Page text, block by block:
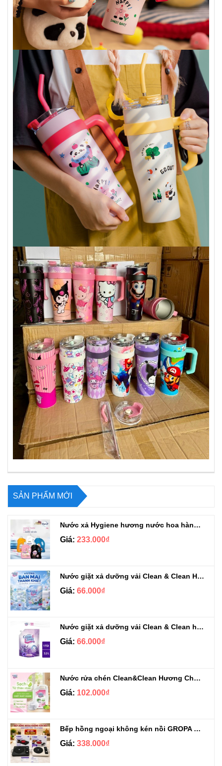
SẢN PHẨM MỚI
Nước xả Hygiene hương nước hoa hàng chuẩn Thái can 3L3
Giá: 233.000₫
Nước giặt xả dưỡng vải Clean & Clean Hương Ban Mai 3.2kg
Giá: 66.000₫
Nước giặt xả dưỡng vải Clean & Clean hương Violet 3.2kg
Giá: 66.000₫
Nước rửa chén Clean&Clean Hương Chanh Can 5L
Giá: 102.000₫
Bếp hồng ngoại không kén nồi GROPA G1-608
Giá: 338.000₫